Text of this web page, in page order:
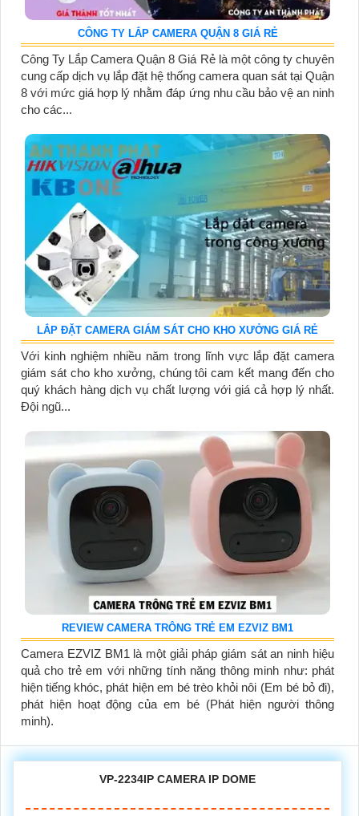
CÔNG TY LẮP CAMERA QUẬN 8 GIÁ RẺ
Công Ty Lắp Camera Quận 8 Giá Rẻ là một công ty chuyên
cung cấp dịch vụ lắp đặt hệ thống camera quan sát tại Quận
8 với mức giá hợp lý nhằm đáp ứng nhu cầu bảo vệ an ninh
cho các...
LẮP ĐẶT CAMERA GIÁM SÁT CHO KHO XƯỞNG GIÁ RẺ
Với kinh nghiệm nhiều năm trong lĩnh vực lắp đặt camera
giám sát cho kho xưởng, chúng tôi cam kết mang đến cho
quý khách hàng dịch vụ chất lượng với giá cả hợp lý nhất.
Đội ngũ...
REVIEW CAMERA TRÔNG TRẺ EM EZVIZ BM1
Camera EZVIZ BM1 là một giải pháp giám sát an ninh hiệu
quả cho trẻ em với những tính năng thông minh như: phát
hiện tiếng khóc, phát hiện em bé trèo khỏi nôi (Em bé bỏ đi),
phát hiện hoạt động của em bé (Phát hiện người thông
minh).
VP-2234IP CAMERA IP DOME